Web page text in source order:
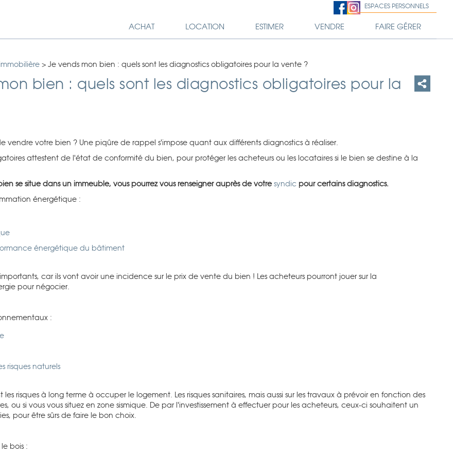
ESPACES PERSONNELS
ACHAT LOCATION ESTIMER VENDRE FAIRE GÉRER
> Je vends mon bien : quels sont les diagnostics obligatoires pour la vente ?
bien : quels sont les diagnostics obligatoires pour la
vendre votre bien ? Une piqûre de rappel s'impose quant aux différents diagnostics à réaliser.
attestent de l'état de conformité du bien, pour protéger les acheteurs ou les locataires si le bien se destine à la
se situe dans un immeuble, vous pourrez vous renseigner auprès de votre syndic pour certains diagnostics.
énergétique :
énergétique du bâtiment
car ils vont avoir une incidence sur le prix de vente du bien ! Les acheteurs pourront jouer sur la
pour négocier.
:
risques naturels
les risques à long terme à occuper le logement. Les risques sanitaires, mais aussi sur les travaux à prévoir en fonction des
ou si vous vous situez en zone sismique. De par l'investissement à effectuer pour les acheteurs, ceux-ci souhaitent un
pour être sûrs de faire le bon choix.
bois :